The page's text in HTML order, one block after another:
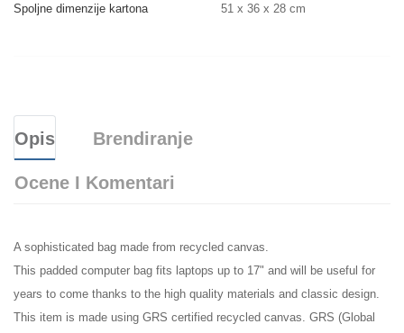
Spoljne dimenzije kartona 51 x 36 x 28 cm
Opis Brendiranje
Ocene I Komentari
A sophisticated bag made from recycled canvas.
This padded computer bag fits laptops up to 17" and will be useful for
years to come thanks to the high quality materials and classic design.
This item is made using GRS certified recycled canvas. GRS (Global